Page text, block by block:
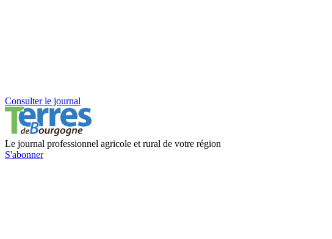
Consulter le journal
Le journal professionnel agricole et rural de votre région
S'abonner